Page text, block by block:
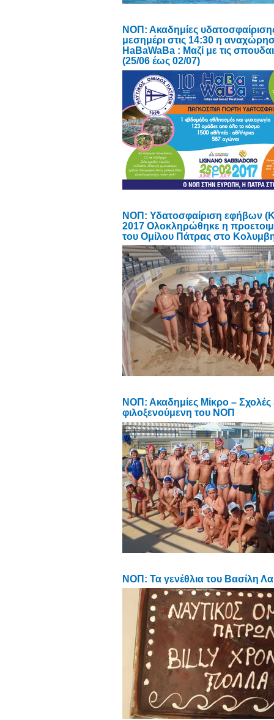
NOΠ: Ακαδημίες
μεσημέρι στις 14:30 η
ΗaBaWaBa : Μαζί με τις
(25/06 έως 02/07)
ΝΟΠ: Υδατοσφαίριση εφήβων
2017 Ολοκληρώθηκε η
του Ομίλου Πάτρας στο
NOΠ: Ακαδημίες Μίκρο –
φιλοξενούμενη του ΝΟΠ
ΝΟΠ: Τα γενέθλια του Βασίλη